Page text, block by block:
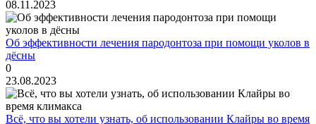
08.11.2023
Об эффективности лечения пародонтоза при помощи уколов в
дёсны
0
23.08.2023
Всё, что вы хотели узнать, об использовании Клайры во время